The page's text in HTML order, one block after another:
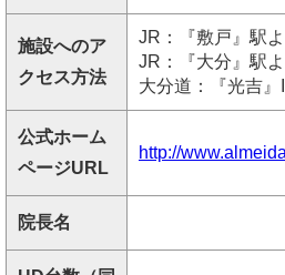
施設へのア
クセス方法
JR：『敷戸』駅よ
JR：『大分』駅
大分道：『光吉』
公式ホーム
ページURL
http://
院長名